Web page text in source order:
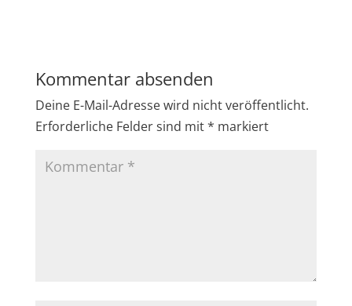
Kommentar absenden
Deine E-Mail-Adresse wird nicht veröffentlicht.
Erforderliche Felder sind mit* markiert